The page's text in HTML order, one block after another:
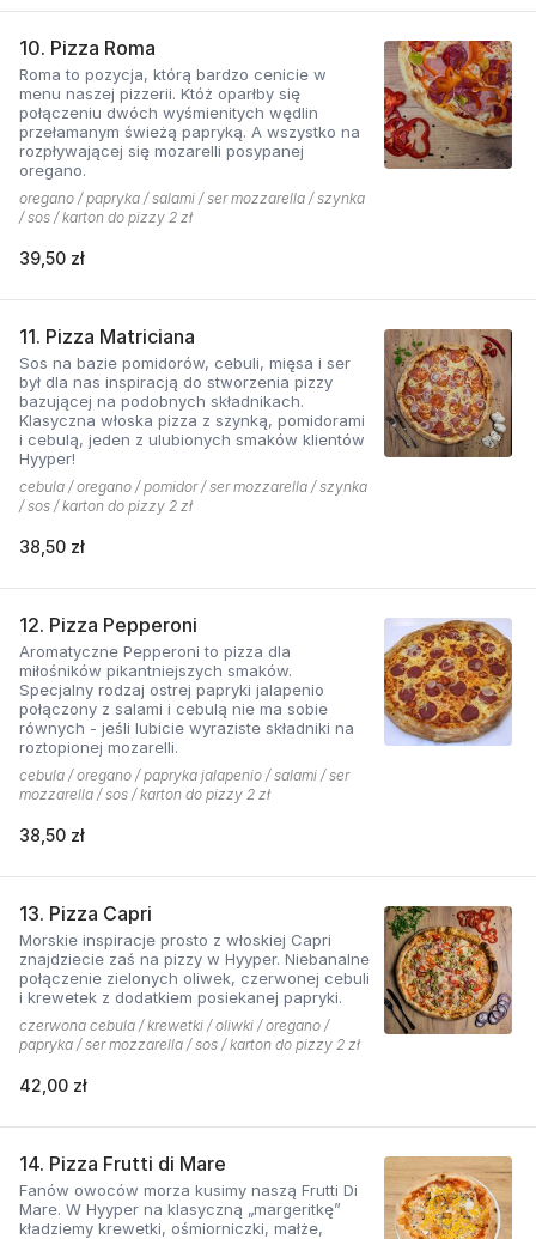
10. Pizza Roma
Roma to pozycja, którą bardzo cenicie w
menu naszej pizzerii. Któż oparłby się
połączeniu dwóch wyśmienitych wędlin
przełamanym świeżą papryką. A wszystko na
rozpływającej się mozarelli posypanej
oregano.
oregano / papryka / salami / ser mozzarella / szynka
/ sos / karton do pizzy 2 zł
39,50 zł
11. Pizza Matriciana
Sos na bazie pomidorów, cebuli, mięsa i ser
był dla nas inspiracją do stworzenia pizzy
bazującej na podobnych składnikach.
Klasyczna włoska pizza z szynką, pomidorami
i cebulą, jeden z ulubionych smaków klientów
Hyyper!
cebula / oregano / pomidor / ser mozzarella / szynka
/ sos / karton do pizzy 2 zł
38,50 zł
12. Pizza Pepperoni
Aromatyczne Pepperoni to pizza dla
miłośników pikantniejszych smaków.
Specjalny rodzaj ostrej papryki jalapenio
połączony z salami i cebulą nie ma sobie
równych - jeśli lubicie wyraziste składniki na
roztopionej mozarelli.
cebula / oregano / papryka jalapenio / salami / ser
mozzarella / sos / karton do pizzy 2 zł
38,50 zł
13. Pizza Capri
Morskie inspiracje prosto z włoskiej Capri
znajdziecie zaś na pizzy w Hyyper. Niebanalne
połączenie zielonych oliwek, czerwonej cebuli
i krewetek z dodatkiem posiekanej papryki.
czerwona cebula / krewetki / oliwki / oregano /
papryka / ser mozzarella / sos / karton do pizzy 2 zł
42,00 zł
14. Pizza Frutti di Mare
Fanów owoców morza kusimy naszą Frutti Di
Mare. W Hyyper na klasyczną „margeritkę”
kładziemy krewetki, ośmiorniczki, małże,